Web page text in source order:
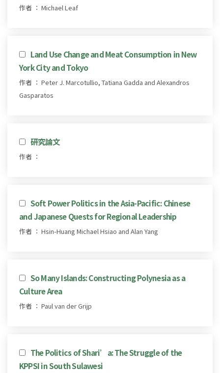
作者 ： Michael Leaf
Land Use Change and Meat Consumption in New
York City and Tokyo
作者 ： Peter J. Marcotullio, Tatiana Gadda and Alexandros
Gasparatos
研究論文
作者 ：
Soft Power Politics in the Asia-Pacific: Chinese
and Japanese Quests for Regional Leadership
作者 ： Hsin-Huang Michael Hsiao and Alan Yang
So Many Islands: Constructing Polynesia as a
Culture Area
作者 ： Paul van der Grijp
The Politics of Shari’a: The Struggle of the
KPPSI in South Sulawesi